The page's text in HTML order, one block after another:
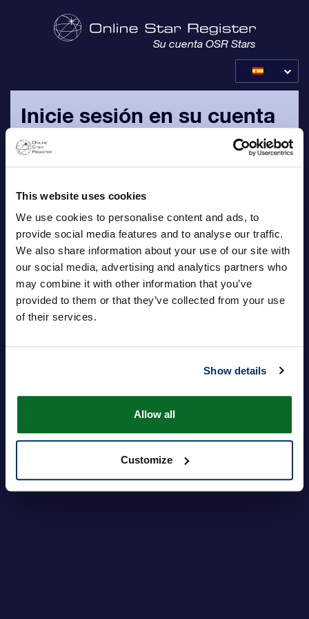
This website uses cookies
We use cookies to personalise content and ads, to
provide social media features and to analyse our traffic.
We also share information about your use of our site with
our social media, advertising and analytics partners who
may combine it with other information that you’ve
provided to them or that they’ve collected from your use
of their services.
Show details
Allow all
Customize
Su cuenta OSR Stars
Inicie sesión en su cuenta
OSR
Correo electrónico
Contraseña
¿Olvidó su contraseña?
Inicie sesión